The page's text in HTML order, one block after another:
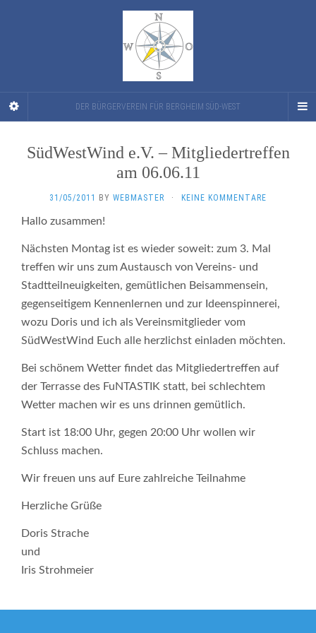
DER BÜRGERVEREIN FÜR BERGHEIM SÜD-WEST
SüdWestWind e.V. – Mitgliedertreffen
am 06.06.11
31/05/2011 BY WEBMASTER · KEINE KOMMENTARE
Hallo zusammen!
Nächsten Montag ist es wieder soweit: zum 3. Mal
treffen wir uns zum Austausch von Vereins- und
Stadtteilneuigkeiten, gemütlichen Beisammensein,
gegenseitigem Kennenlernen und zur Ideenspinnerei,
wozu Doris und ich als Vereinsmitglieder vom
SüdWestWind Euch alle herzlichst einladen möchten.
Bei schönem Wetter findet das Mitgliedertreffen auf
der Terrasse des FuNTASTIK statt, bei schlechtem
Wetter machen wir es uns drinnen gemütlich.
Start ist 18:00 Uhr, gegen 20:00 Uhr wollen wir
Schluss machen.
Wir freuen uns auf Eure zahlreiche Teilnahme
Herzliche Grüße
Doris Strache
und
Iris Strohmeier